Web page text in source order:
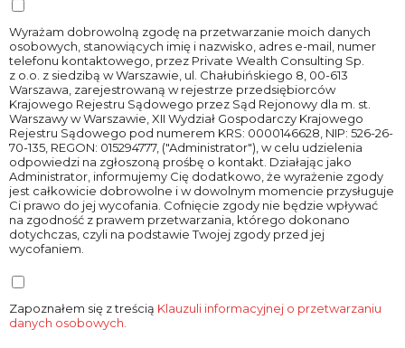
Wyrażam dobrowolną zgodę na przetwarzanie moich danych
osobowych, stanowiących imię i nazwisko, adres e-mail, numer
telefonu kontaktowego, przez Private Wealth Consulting Sp.
z o.o. z siedzibą w Warszawie, ul. Chałubińskiego 8, 00-613
Warszawa, zarejestrowaną w rejestrze przedsiębiorców
Krajowego Rejestru Sądowego przez Sąd Rejonowy dla m. st.
Warszawy w Warszawie, XII Wydział Gospodarczy Krajowego
Rejestru Sądowego pod numerem KRS: 0000146628, NIP: 526-26-
70-135, REGON: 015294777, ("Administrator"), w celu udzielenia
odpowiedzi na zgłoszoną prośbę o kontakt. Działając jako
Administrator, informujemy Cię dodatkowo, że wyrażenie zgody
jest całkowicie dobrowolne i w dowolnym momencie przysługuje
Ci prawo do jej wycofania. Cofnięcie zgody nie będzie wpływać
na zgodność z prawem przetwarzania, którego dokonano
dotychczas, czyli na podstawie Twojej zgody przed jej
wycofaniem.
Zapoznałem się z treścią Klauzuli informacyjnej o przetwarzaniu
danych osobowych.